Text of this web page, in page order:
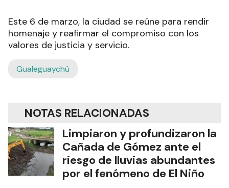
Este 6 de marzo, la ciudad se reúne para rendir
homenaje y reafirmar el compromiso con los
valores de justicia y servicio.
Gualeguaychú
NOTAS RELACIONADAS
Limpiaron y profundizaron la
Cañada de Gómez ante el
riesgo de lluvias abundantes
por el fenómeno de El Niño